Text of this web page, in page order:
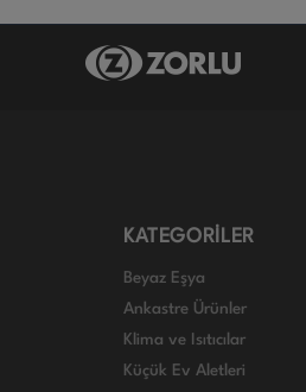
KATEGORİLER
Beyaz Eşya
Ankastre Ürünler
Klima ve Isıtıcılar
Küçük Ev Aletleri